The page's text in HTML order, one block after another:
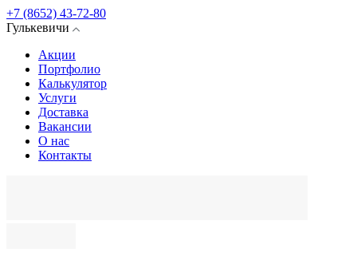
+7 (8652) 43-72-80
Гулькевичи
Акции
Портфолио
Калькулятор
Услуги
Доставка
Вакансии
О нас
Контакты